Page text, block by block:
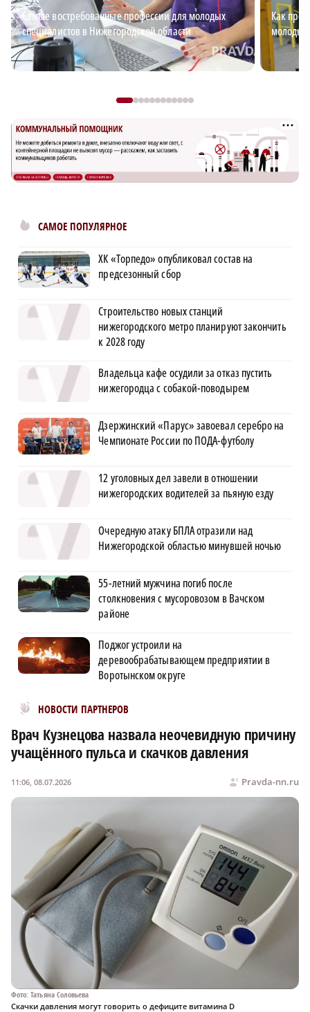
Самые востребованные профессии для молодых
специалистов в Нижегородской области
Как
молодых
САМОЕ ПОПУЛЯРНОЕ
ХК «Торпедо» опубликовал состав на
предсезонный сбор
Строительство новых станций
нижегородского метро планируют закончить
к 2028 году
Владельца кафе осудили за отказ пустить
нижегородца с собакой-поводырем
Дзержинский «Парус» завоевал серебро на
Чемпионате России по ПОДА-футболу
12 уголовных дел завели в отношении
нижегородских водителей за пьяную езду
Очередную атаку БПЛА отразили над
Нижегородской областью минувшей ночью
55-летний мужчина погиб после
столкновения с мусоровозом в Вачском
районе
Поджог устроили на
деревообрабатывающем предприятии в
Воротынском округе
НОВОСТИ ПАРТНЕРОВ
Новости МирТесен
Врач Кузнецова назвала неочевидную причину
учащённого пульса и скачков давления
Pravda-nn.ru
11:06, 08.07.2026
Фото: Татьяна Соловьева
Скачки давления могут говорить о дефиците витамина D